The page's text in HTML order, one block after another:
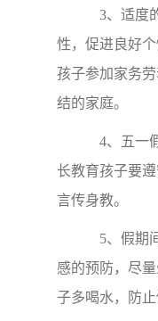
3、适度
性，促进良好
孩子参加家务
结的家庭。
4、五一
长教育孩子要
言传身教。
5、假期
感的预防，尽
子多喝水，防止